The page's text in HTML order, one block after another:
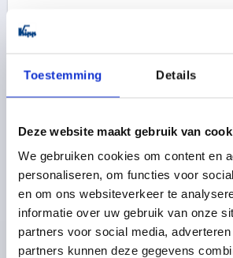
Toestemming Details
Deze website maakt gebruik van
We gebruiken cookies om content en
personaliseren, om functies voor
en om ons websiteverkeer te
informatie over uw gebruik van onze
partners voor social media,
partners kunnen deze gegevens
2-SPEICHENHANDRAD D1=160,
PASSBOHRUNG + QUERBOHRUNG,
SCHWARZ PULVERBESCHICHTET,
FARBE GRUNDKÖRPER=SCHWARZ
AUSSENDURCHMESSER=160
BEFESTIGUNGSBOHRUNG=16
FORM=A